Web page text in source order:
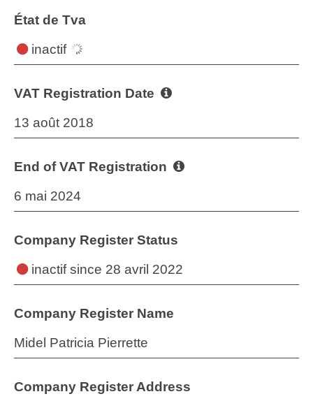
État de Tva
inactif
VAT Registration Date
13 août 2018
End of VAT Registration
6 mai 2024
Company Register Status
inactifsince 28 avril 2022
Company Register Name
Midel Patricia Pierrette
Company Register Address